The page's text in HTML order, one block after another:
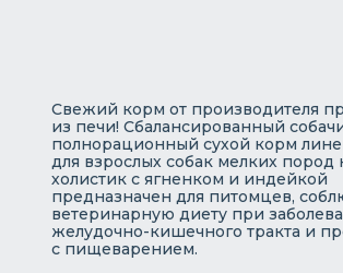
Свежий корм от производителя
из печи! Сбалансированный
полнорационный сухой корм
для взрослых собак мелких пород
холистик с ягненком и индейкой
предназначен для питомцев,
ветеринарную диету при
желудочно-кишечного тракта и
с пищеварением.